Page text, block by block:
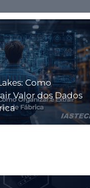
Como
Valor dos Dados